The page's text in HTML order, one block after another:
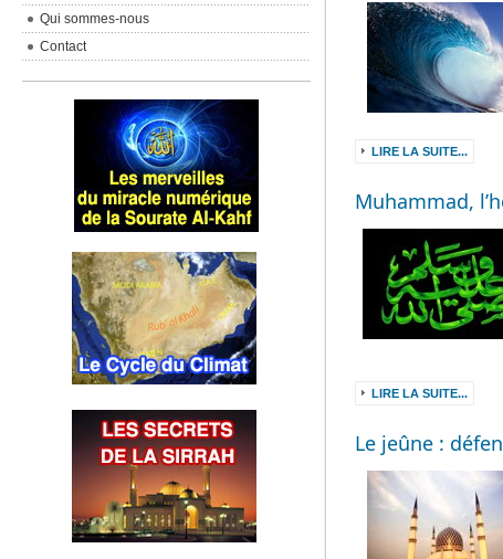
LIRE LA SUITE...
Muhammad,
LIRE LA SUITE...
Le jeûne :
Qui sommes-nous
Contact